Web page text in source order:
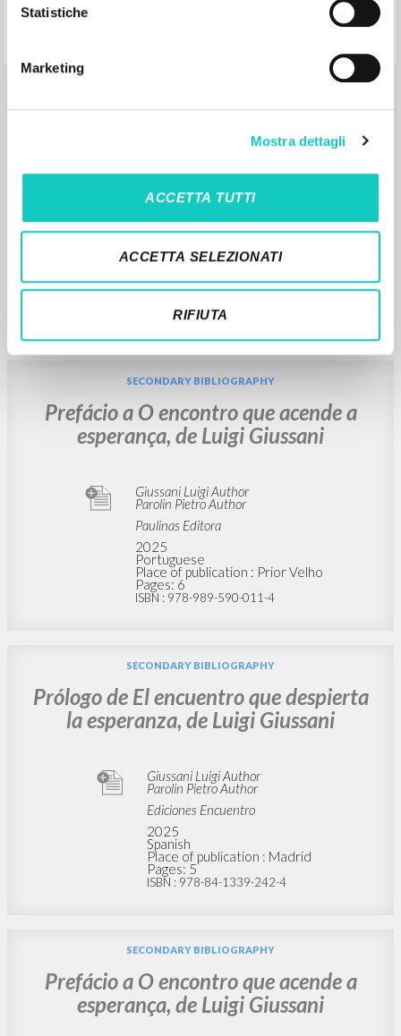
Statistiche
Marketing
Mostra dettagli
ACCETTA TUTTI
ACCETTA SELEZIONATI
RIFIUTA
speranza, di Luigi Giussani
Giussani Luigi Author
Parolin Pietro Author
2025
Place of publication : Città del Vaticano
: 978-88-266-0968-3
SECONDARY BIBLIOGRAPHY
Prefácio a O encontro que acende a
esperança, de Luigi Giussani
Giussani Luigi Author
Parolin Pietro Author
Paulinas Editora
2025
Portuguese
Place of publication : Prior Velho
Pages: 6
ISBN : 978-989-590-011-4
SECONDARY BIBLIOGRAPHY
Prólogo de El encuentro que despierta
la esperanza, de Luigi Giussani
Giussani Luigi Author
Parolin Pietro Author
Ediciones Encuentro
2025
Spanish
Place of publication : Madrid
Pages: 5
ISBN : 978-84-1339-242-4
SECONDARY BIBLIOGRAPHY
Prefácio a O encontro que acende a
esperança, de Luigi Giussani